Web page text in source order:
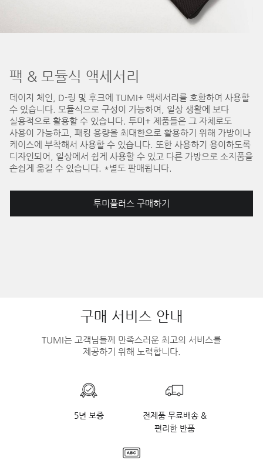
팩 & 모듈식 액세서리
데이지 체인, D-링 및 후크에 TUMI+ 액세서리를 호환하여 사용할
수 있습니다. 모듈식으로 구성이 가능하여, 일상 생활에 보다
실용적으로 활용할 수 있습니다. 투미+ 제품들은 그 자체로도
사용이 가능하고, 패킹 용량을 최대한으로 활용하기 위해 가방이나
케이스에 부착해서 사용할 수 있습니다. 또한 사용하기 용이하도록
디자인되어, 일상에서 쉽게 사용할 수 있고 다른 가방으로 소지품을
손쉽게 옮길 수 있습니다. *별도 판매됩니다.
투미플러스 구매하기
구매 서비스 안내
TUMI는 고객님들께 만족스러운 최고의 서비스를
제공하기 위해 노력합니다.
5년 보증
전제품 무료배송 &
편리한 반품